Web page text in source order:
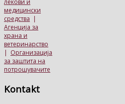
медицински
средства |
Агенција за
храна и
ветеринарство
| Организација
за заштита на
потрошувачите
Kontakt